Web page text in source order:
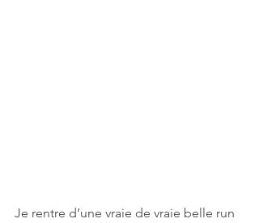
Je rentre d’une vraie de vraie belle run